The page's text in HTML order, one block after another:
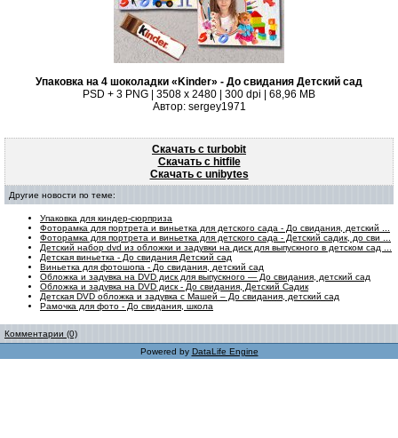
Упаковка на 4 шоколадки «Kinder» - До свидания Детский сад
PSD + 3 PNG | 3508 x 2480 | 300 dpi | 68,96 MB
Автор: sergey1971
Скачать с turbobit
Скачать с hitfile
Скачать с unibytes
Другие новости по теме:
Упаковка для киндер-сюрприза
Фоторамка для портрета и виньетка для детского сада - До свидания, детский ...
Фоторамка для портрета и виньетка для детского сада - Детский садик, до сви ...
Детский набор dvd из обложки и задувки на диск для выпускного в детском сад ...
Детская виньетка - До свидания Детский сад
Виньетка для фотошопа - До свидания, детский сад
Обложка и задувка на DVD диск для выпускного — До свидания, детский сад
Обложка и задувка на DVD диск - До свидания, Детский Садик
Детская DVD обложка и задувка с Машей – До свидания, детский сад
Рамочка для фото - До свидания, школа
Комментарии (0)
Powered by DataLife Engine